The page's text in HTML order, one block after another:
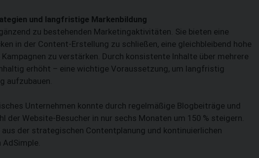
und langfristige Markenbildung
zu bestehenden Marketingaktivitäten. Sie bieten eine
in der Content-Erstellung zu schließen, eine gleichbleibend hohe
zu verstärken. Durch konsistente Inhalte über mehrere
erhöht – eine wichtige Voraussetzung, um langfristig
aufzubauen.
Unternehmen konnte durch regelmäßige Blogbeiträge und
Website-Besucher in nur sechs Monaten um 150 % steigern.
der strategischen Contentplanung und kontinuierlichen